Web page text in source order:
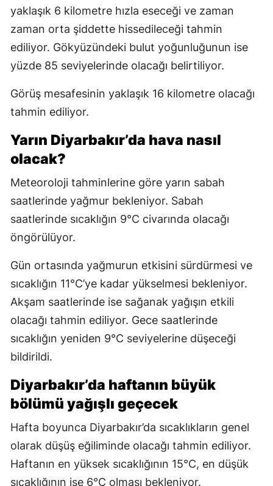
yaklaşık 6 kilometre hızla eseceği ve zaman
zaman orta şiddette hissedileceği tahmin
ediliyor. Gökyüzündeki bulut yoğunluğunun ise
yüzde 85 seviyelerinde olacağı belirtiliyor.
Görüş mesafesinin yaklaşık 16 kilometre olacağı
tahmin ediliyor.
Yarın Diyarbakır’da hava nasıl
olacak?
Meteoroloji tahminlerine göre yarın sabah
saatlerinde yağmur bekleniyor. Sabah
saatlerinde sıcaklığın 9°C civarında olacağı
öngörülüyor.
Gün ortasında yağmurun etkisini sürdürmesi ve
sıcaklığın 11°C’ye kadar yükselmesi bekleniyor.
Akşam saatlerinde ise sağanak yağışın etkili
olacağı tahmin ediliyor. Gece saatlerinde
sıcaklığın yeniden 9°C seviyelerine düşeceği
bildirildi.
Diyarbakır’da haftanın büyük
bölümü yağışlı geçecek
Hafta boyunca Diyarbakır’da sıcaklıkların genel
olarak düşüş eğiliminde olacağı tahmin ediliyor.
Haftanın en yüksek sıcaklığının 15°C, en düşük
sıcaklığının ise 6°C olması bekleniyor.